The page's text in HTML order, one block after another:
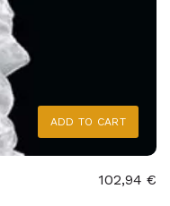
ADD TO CART
102,94 €